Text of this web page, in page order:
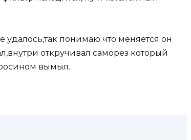
удалось,так понимаю что меняется он
откручивал саморез который
вымыл.